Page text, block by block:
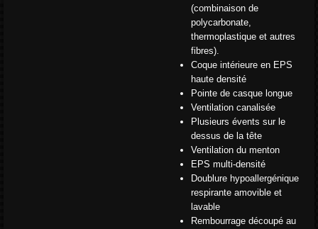
(combinaison de
polycarbonate,
thermoplastique et autres
fibres).
Coque intérieure en EPS
haute densité
Pointe de casque longue
Ventilation canalisée
Plusieurs évents sur le
dessus de la tête
Ventilation du menton
EPS multi-densité
Doublure hypoallergénique
respirante amovible et
lavable
Rembourrage découpé au